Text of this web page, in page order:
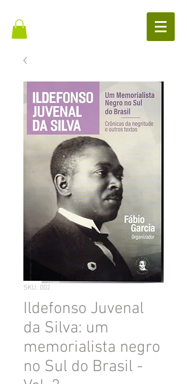
SKU: 002
Ildefonso Juvenal
da Silva: um
memorialista negro
no Sul do Brasil -